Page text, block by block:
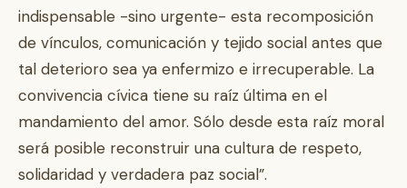
indispensable -sino urgente- esta recomposición
de vínculos, comunicación y tejido social antes que
tal deterioro sea ya enfermizo e irrecuperable. La
convivencia cívica tiene su raíz última en el
mandamiento del amor. Sólo desde esta raíz moral
será posible reconstruir una cultura de respeto,
solidaridad y verdadera paz social”.